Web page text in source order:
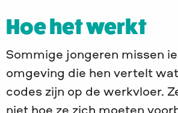
Hoe het werkt
Sommige jongeren missen
omgeving die hen vertelt
codes zijn op de werkvloer.